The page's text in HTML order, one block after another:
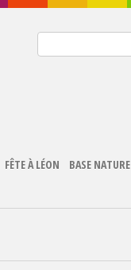
FÊTE À LÉON
BASE NATURE